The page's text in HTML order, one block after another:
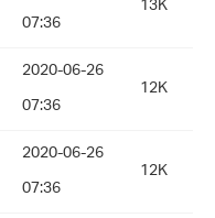
07:36
2020-06-26
07:36
12K
2020-06-26
07:36
12K